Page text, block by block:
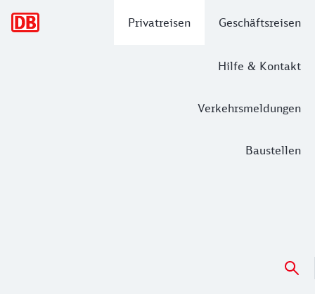
Privatreisen Geschäftsreisen
Hilfe & Kontakt
Verkehrsmeldungen
Baustellen